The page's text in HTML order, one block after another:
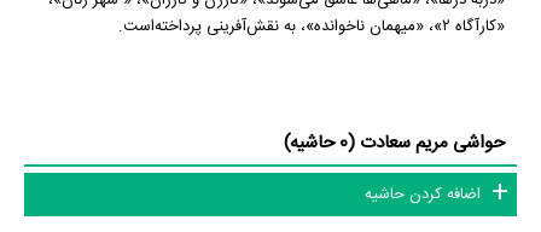
«کارآگاه ۲»، «میهمان ناخوانده»، به نقش‌آفرینی پرداخته‌است.
حواشی مریم سعادت (0 حاشیه)
اضافه کردن حاشیه